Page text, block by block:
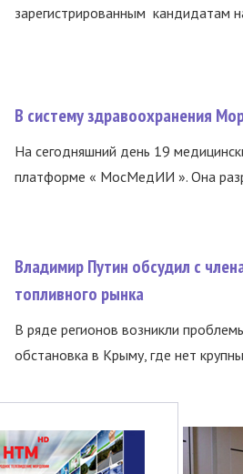
зарегистрированным кандидатам
В систему здравоохранения
На сегодняшний день 19
платформе « МосМедИИ ». Она
Владимир Путин обсудил с
топливного рынка
В ряде регионов возникли
обстановка в Крыму, где нет